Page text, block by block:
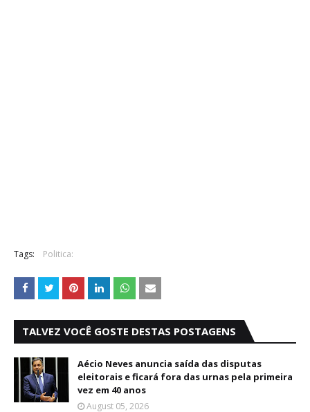
Tags: Politica:
TALVEZ VOCÊ GOSTE DESTAS POSTAGENS
Aécio Neves anuncia saída das disputas
eleitorais e ficará fora das urnas pela primeira
vez em 40 anos
August 05, 2026